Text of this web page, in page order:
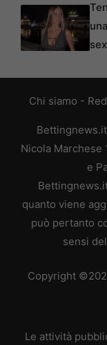
Chi siamo -
Nicola Marchese
e
quanto viene
può pertanto
sensi
Copyright
Le attività